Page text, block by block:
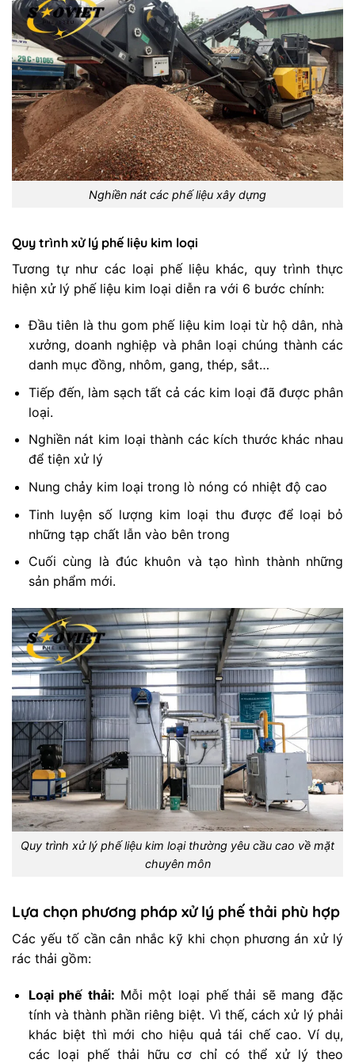
Nghiền nát các phế liệu xây dựng
Quy trình xử lý phế liệu kim loại
Tương tự như các loại phế liệu khác, quy trình thực
hiện xử lý phế liệu kim loại diễn ra với 6 bước chính:
Đầu tiên là thu gom phế liệu kim loại từ hộ dân, nhà
xưởng, doanh nghiệp và phân loại chúng thành các
danh mục đồng, nhôm, gang, thép, sắt…
Tiếp đến, làm sạch tất cả các kim loại đã được phân
loại.
Nghiền nát kim loại thành các kích thước khác nhau
để tiện xử lý
Nung chảy kim loại trong lò nóng có nhiệt độ cao
Tinh luyện số lượng kim loại thu được để loại bỏ
những tạp chất lẫn vào bên trong
Cuối cùng là đúc khuôn và tạo hình thành những
sản phẩm mới.
Quy trình xử lý phế liệu kim loại thường yêu cầu cao về mặt
chuyên môn
Lựa chọn phương pháp xử lý phế thải phù hợp
Các yếu tố cần cân nhắc kỹ khi chọn phương án xử lý
rác thải gồm:
Loại phế thải: Mỗi một loại phế thải sẽ mang đặc
tính và thành phần riêng biệt. Vì thế, cách xử lý phải
khác biệt thì mới cho hiệu quả tái chế cao. Ví dụ,
các loại phế thải hữu cơ chỉ có thể xử lý theo